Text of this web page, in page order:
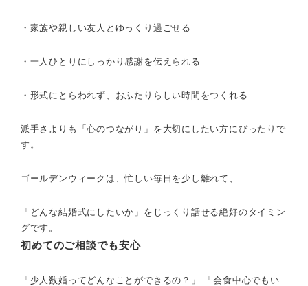
・家族や親しい友人とゆっくり過ごせる
・一人ひとりにしっかり感謝を伝えられる
・形式にとらわれず、おふたりらしい時間をつくれる
派手さよりも「心のつながり」を大切にしたい方にぴったりで
す。
ゴールデンウィークは、忙しい毎日を少し離れて、
「どんな結婚式にしたいか」をじっくり話せる絶好のタイミン
グです。
初めてのご相談でも安心
「少人数婚ってどんなことができるの？」 「会食中心でもい